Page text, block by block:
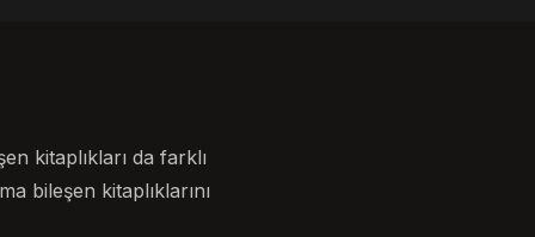
kitaplıkları da farklı
bileşen kitaplıklarını